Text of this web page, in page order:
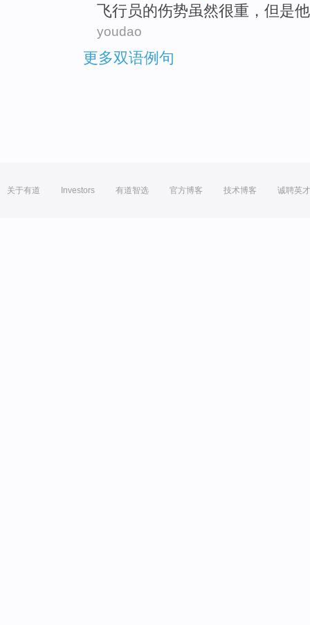
飞行员的伤势虽然很重，但是他
youdao
更多双语例句
关于有道 Investors 有道智选 官方博客 技术博客 诚聘英才